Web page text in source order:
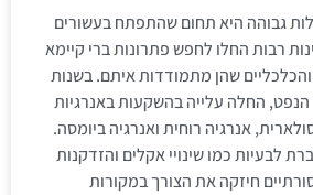
גבוהה היא תחום שהתפתח בעשורים
רבות החלו לחפש פתרונות ברי קיימא
שהן מתמודדות איתם. בשנות
הנפט, החלה עלייה בהשקעות באנרגיות
אנרגיה רוחית ואנרגיה ביומסה.
לבעיות כמו שינויי אקלים והזדקנות
חיזקה את הצורך במקורות